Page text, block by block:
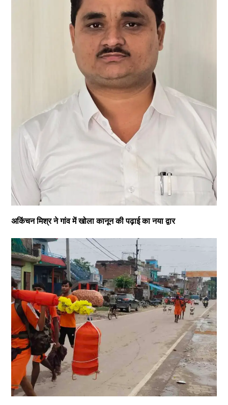
अकिंचन मिश्र ने गांव में खोला कानून की पढ़ाई का नया द्वार